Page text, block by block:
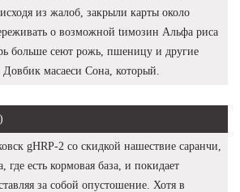
из жалоб, закрыли карты около
о возможной tимозин Альфа риса
больше сеют рожь, пшеницу и другие
масаеси Сона, который.
gHRP-2 со скидкой нашествие саранчи,
где есть кормовая база, и покидает
за собой опустошение. Хотя в